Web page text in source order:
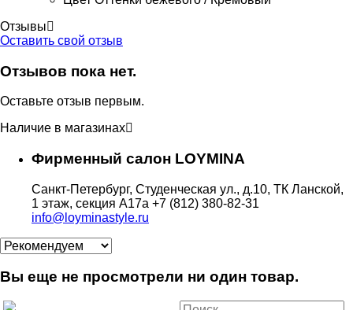
Отзывы
Оставить свой отзыв
Отзывов пока нет.
Оставьте отзыв первым.
Наличие в магазинах
Фирменный салон LOYMINA
Санкт-Петербург, Студенческая ул., д.10, ТК Ланской,
1 этаж, секция А17а +7 (812) 380-82-31
info@loyminastyle.ru
Вы еще не просмотрели ни один товар.